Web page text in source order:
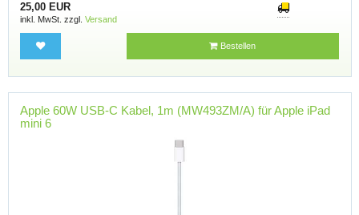
25,00 EUR
inkl. MwSt. zzgl. Versand
Bestellen
Apple 60W USB-C Kabel, 1m (MW493ZM/A) für Apple iPad
mini 6